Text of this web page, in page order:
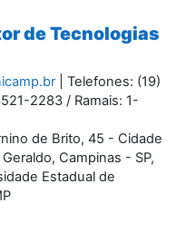
de Tecnologias
| Telefones: (19)
2283 / Ramais: 1-
de Brito, 45 - Cidade
Campinas - SP,
Estadual de